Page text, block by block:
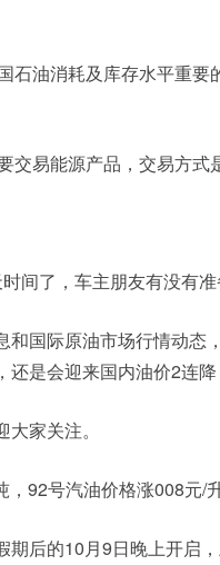
石油消耗及库存水平重要
易能源产品，交易方式
间了，车主朋友有没有
国际原油市场行情动态
是会迎来国内油价2连降
家关注。
92号汽油价格涨008元/升
后的10月9日晚上开启